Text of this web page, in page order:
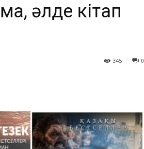
әлде кітап
0
345